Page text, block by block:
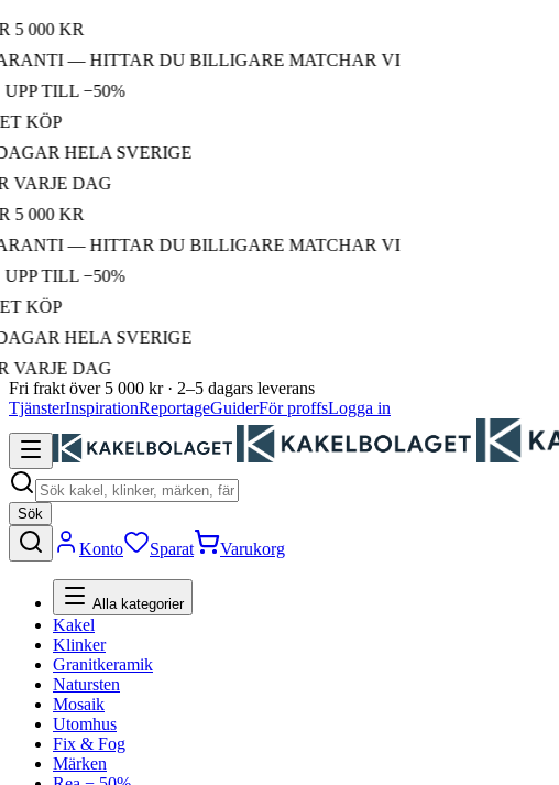
KR
— HITTAR DU BILLIGARE MATCHAR VI
TILL −50%
HELA SVERIGE
DAG
KR
— HITTAR DU BILLIGARE MATCHAR VI
TILL −50%
HELA SVERIGE
DAG
Fri frakt över 5 000 kr · 2–5 dagars leverans
TjänsterInspirationReportageGuiderFör proffsLogga in
Sök
Konto Sparat Varukorg
Alla kategorier
Kakel
Klinker
Granitkeramik
Natursten
Mosaik
Utomhus
Fix & Fog
Märken